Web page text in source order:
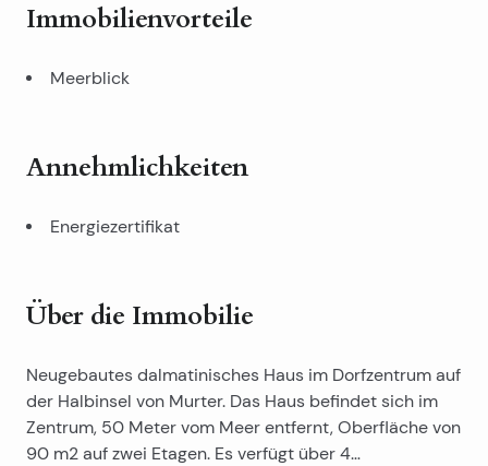
Immobilienvorteile
Meerblick
Annehmlichkeiten
Energiezertifikat
Über die Immobilie
Neugebautes dalmatinisches Haus im Dorfzentrum auf
der Halbinsel von Murter. Das Haus befindet sich im
Zentrum, 50 Meter vom Meer entfernt, Oberfläche von
90 m2 auf zwei Etagen. Es verfügt über 4